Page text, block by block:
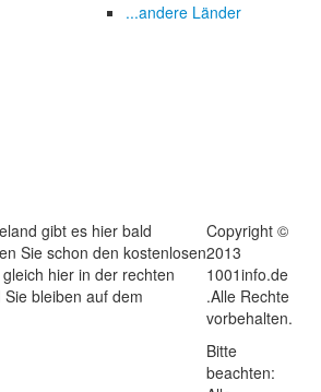
...andere Länder
gibt es hier bald
Sie schon den kostenlosen
hier in der rechten
bleiben auf dem
Copyright ©
2013
1001info.de
.Alle Rechte
vorbehalten.
Bitte
beachten: